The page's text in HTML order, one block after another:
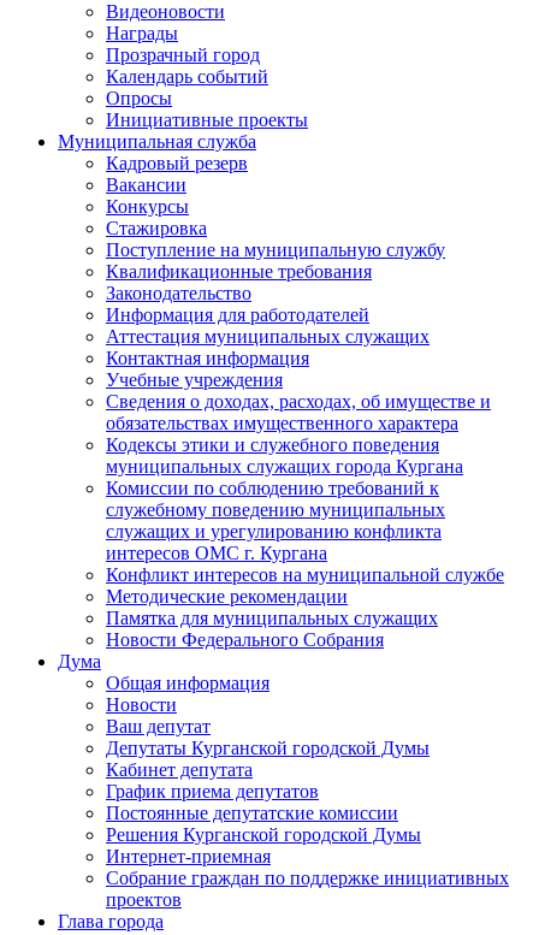
Видеоновости
Награды
Прозрачный город
Календарь событий
Опросы
Инициативные проекты
Муниципальная служба
Кадровый резерв
Вакансии
Конкурсы
Стажировка
Поступление на муниципальную службу
Квалификационные требования
Законодательство
Информация для работодателей
Аттестация муниципальных служащих
Контактная информация
Учебные учреждения
Сведения о доходах, расходах, об имуществе и
обязательствах имущественного характера
Кодексы этики и служебного поведения
муниципальных служащих города Кургана
Комиссии по соблюдению требований к
служебному поведению муниципальных
служащих и урегулированию конфликта
интересов ОМС г. Кургана
Конфликт интересов на муниципальной службе
Методические рекомендации
Памятка для муниципальных служащих
Новости Федерального Cобрания
Дума
Общая информация
Новости
Ваш депутат
Депутаты Курганской городской Думы
Кабинет депутата
График приема депутатов
Постоянные депутатские комиссии
Решения Курганской городской Думы
Интернет-приемная
Собрание граждан по поддержке инициативных
проектов
Глава города